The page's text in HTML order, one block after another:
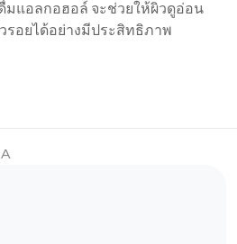
มแอลกอฮอล์ จะช่วยให้ผิวดูอ่อน
รอยได้อย่างมีประสิทธิภาพ